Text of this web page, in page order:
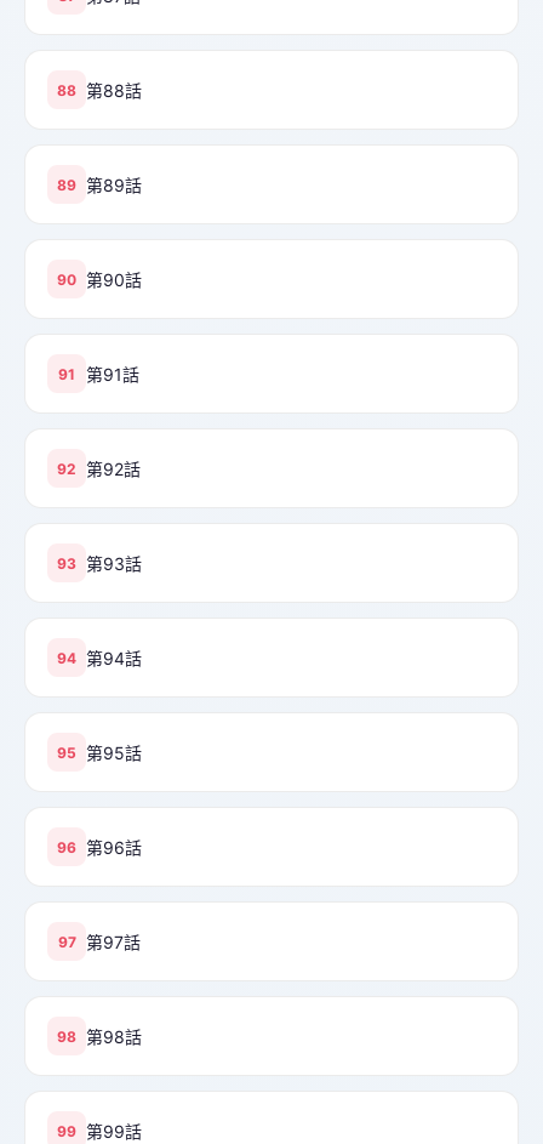
88 第88話
89 第89話
90 第90話
91 第91話
92 第92話
93 第93話
94 第94話
95 第95話
96 第96話
97 第97話
98 第98話
99 第99話